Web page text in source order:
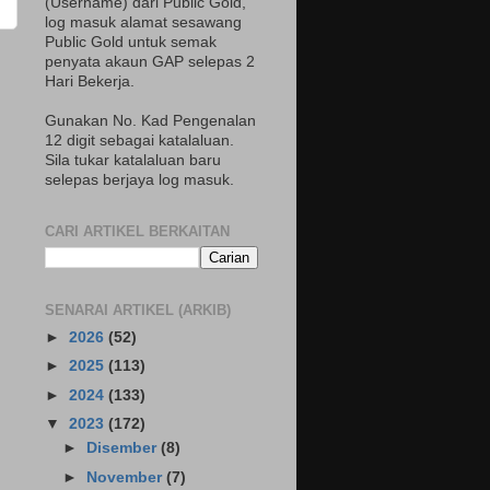
log masuk alamat sesawang
Public Gold untuk semak
penyata akaun GAP selepas 2
Hari Bekerja.
Gunakan No. Kad Pengenalan
12 digit sebagai katalaluan.
Sila tukar katalaluan baru
selepas berjaya log masuk.
CARI ARTIKEL BERKAITAN
SENARAI ARTIKEL (ARKIB)
► 2026 (52)
► 2025 (113)
► 2024 (133)
▼ 2023 (172)
►
Disember(8)
► November(7)